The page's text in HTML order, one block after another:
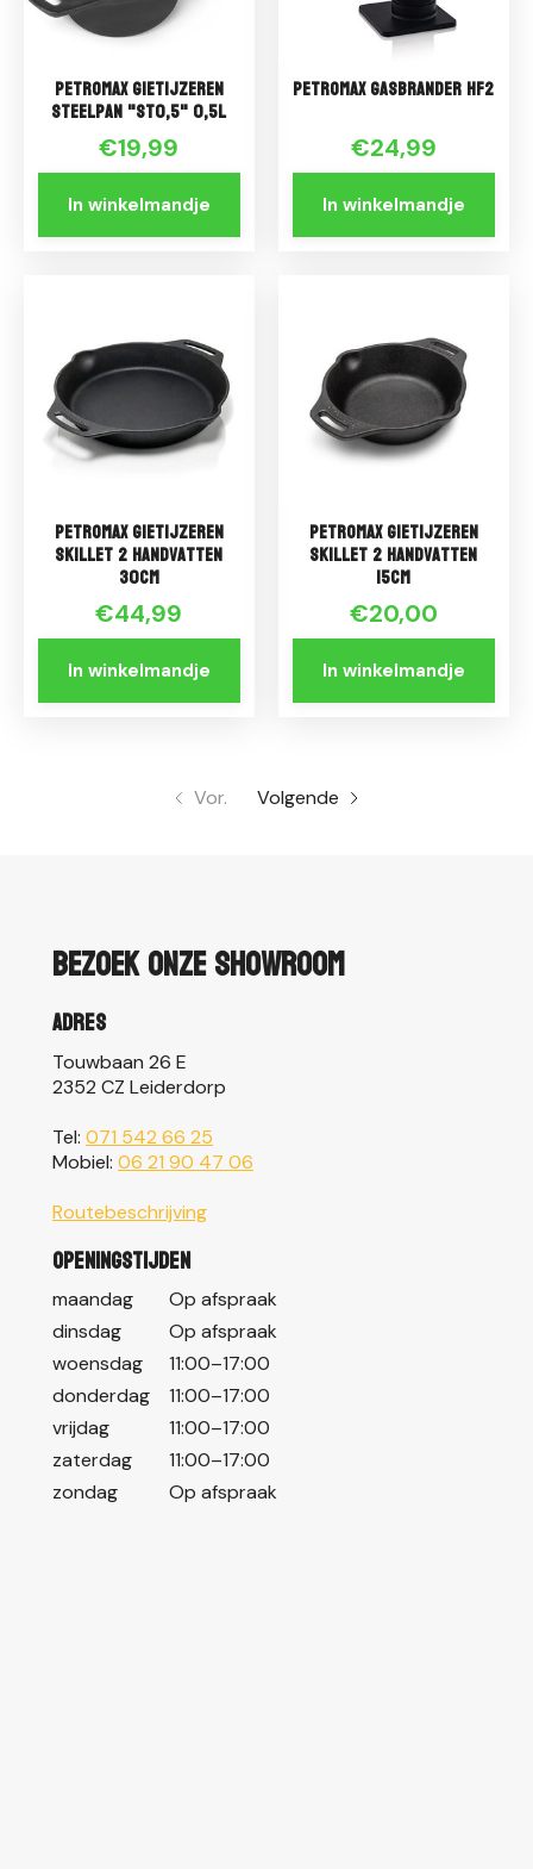
Petromax Gietijzeren
Steelpan "ST0,5" 0,5L
€19,99
In winkelmandje
Petromax Gasbrander HF2
€24,99
In winkelmandje
Petromax Gietijzeren
Skillet 2 handvatten
30cm
€44,99
In winkelmandje
Petromax Gietijzeren
Skillet 2 handvatten
15cm
€20,00
In winkelmandje
Vor. Volgende
Bezoek onze showroom
Adres
Touwbaan 26 E
2352 CZ Leiderdorp
Tel: 071 542 66 25
Mobiel: 06 21 90 47 06
Routebeschrijving
Openingstijden
maandag
Op afspraak
dinsdag
Op afspraak
woensdag
11:00–17:00
donderdag
11:00–17:00
vrijdag
11:00–17:00
zaterdag
11:00–17:00
zondag
Op afspraak